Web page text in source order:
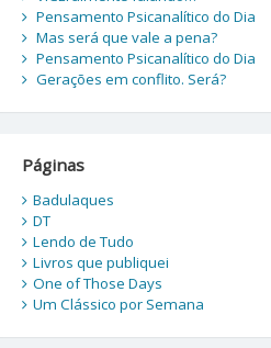
Pensamento Psicanalítico do Dia
Mas será que vale a pena?
Pensamento Psicanalítico do Dia
Gerações em conflito. Será?
Páginas
Badulaques
DT
Lendo de Tudo
Livros que publiquei
One of Those Days
Um Clássico por Semana